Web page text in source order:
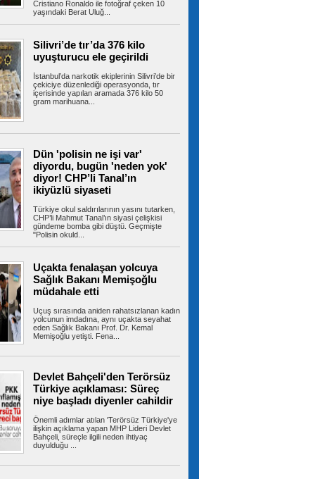
için dev yatırım
Kartal Belediyesi, kent yaşamı ile can dostların
kalitesini artıracak...
Ahbap soruşturmasında MASAK
tek tek incelendi! Kim ne kadar
Cumhuriyet Başsavcılığı'nın yürüttüğü
soruşturması kapsamında...
LGS'de İstanbul'un en yüksek
20 lisesi belli oldu
Geçiş Sistemi (LGS) ilk yerleştirme
açıklanmasının...
Milyonlarca emeklinin maaşında
yapılacak! Tutar netleşti
Güvenlik Kurumu'nun yılbaşından bu
uyguladığı geçmişe dönük prim...
İzmir Otogarı için tahliye kararı!
son noktayı koydu
Beylikdüzü’nde uyuşturucu
62 kilo eroin ve metamfetamin
geçirildi
İstanbul’un Beylikdüzü ilçesinde iki ev ve bir
polis ekiplerince...
Cristiano Ronaldo ile fotoğraf çeken 10
yaşındaki Berat Uluğ...
Silivri’de tır’da 376 kilo
uyuşturucu ele geçirildi
İstanbul’da narkotik ekiplerinin Silivri’de bir
çekiciye düzenlediği operasyonda, tır
içerisinde yapılan aramada 376 kilo 50
gram marihuana...
Dün 'polisin ne işi var'
diyordu, bugün 'neden yok'
diyor! CHP’li Tanal’ın
ikiyüzlü siyaseti
Türkiye okul saldırılarının yasını tutarken,
CHP’li Mahmut Tanal’ın siyasi çelişkisi
gündeme bomba gibi düştü. Geçmişte
"Polisin okuld...
Uçakta fenalaşan yolcuya
Sağlık Bakanı Memişoğlu
müdahale etti
Uçuş sırasında aniden rahatsızlanan kadın
yolcunun imdadına, aynı uçakta seyahat
eden Sağlık Bakanı Prof. Dr. Kemal
Memişoğlu yetişti. Fena...
Devlet Bahçeli'den Terörsüz
Türkiye açıklaması: Süreç
niye başladı diyenler cahildir
Önemli adımlar atılan 'Terörsüz Türkiye'ye
ilişkin açıklama yapan MHP Lideri Devlet
Bahçeli, süreçle ilgili neden ihtiyaç
duyulduğu ...